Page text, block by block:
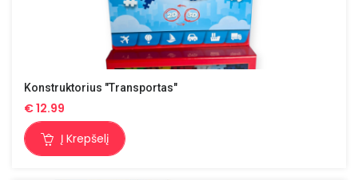
Konstruktorius "Transportas"
€12.99
Į Krepšelį